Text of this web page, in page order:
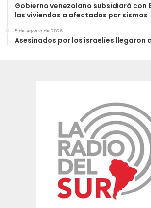
Gobierno venezolano subsidiará con
las viviendas a afectados por sismos
5 de agosto de 2026
Asesinados por los israelíes llegaron a